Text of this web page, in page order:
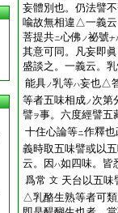
妄體別也。仍法譬
喩故無相違△一義云
菩提共ニ心佛 ノ祕號ナ
其意可同。凡妄即眞
盛談之。一義云。
能具ノ乳等ハ妄也△
等者五味相成ノ次第
譬ヲ事。六度經譬五
十住心論等ニ作釋也
義時取五味譬或以
云。因 ハ如四味。皆
爲常 文 天台以五味
△乳酪生熟等者可類